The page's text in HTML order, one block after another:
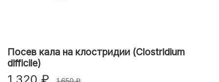
Посев кала на клостридии (Clostridium
difficile)